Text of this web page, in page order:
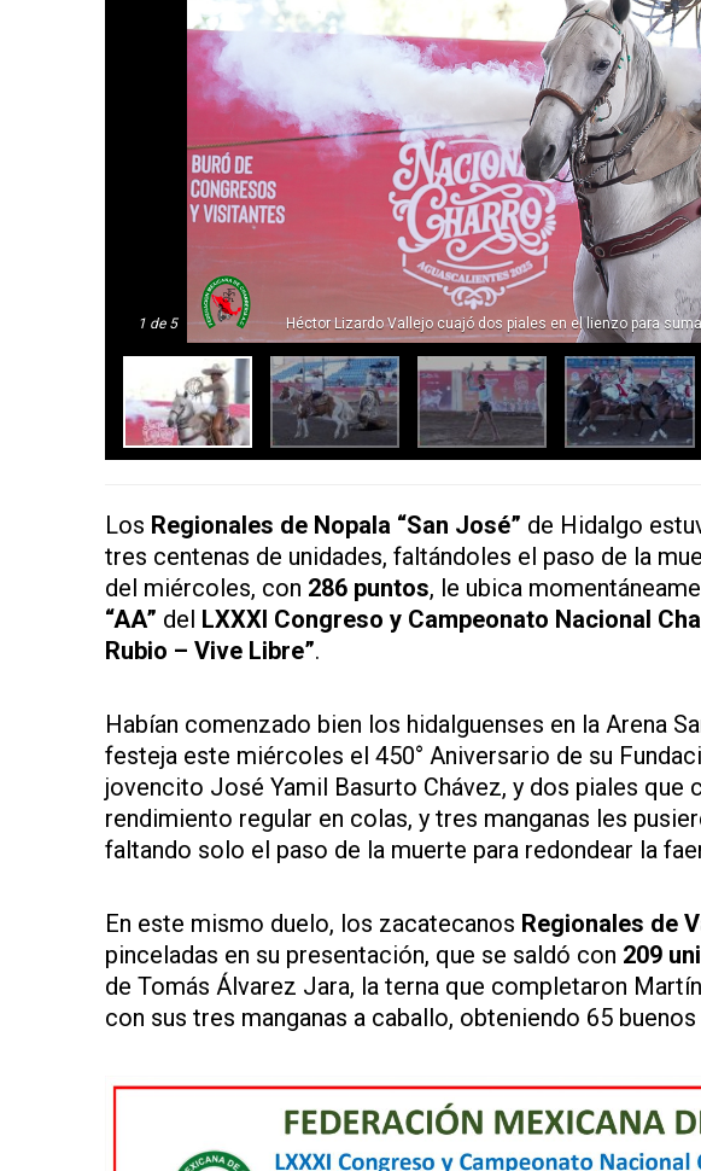
1 de 5 Héctor Lizardo Vallejo cuajó dos piales en el lienzo para
Los Regionales de Nopala “San José” de Hidalgo
tres centenas de unidades, faltándoles el paso de la
del miércoles, con 286 puntos, le ubica
“AA” del LXXXI Congreso y Campeonato Nacional
Rubio – Vive Libre”.
Habían comenzado bien los hidalguenses en la Arena
festeja este miércoles el 450° Aniversario de su
jovencito José Yamil Basurto Chávez, y dos piales que
rendimiento regular en colas, y tres manganas les
faltando solo el paso de la muerte para redondear la
En este mismo duelo, los zacatecanos Regionales de
pinceladas en su presentación, que se saldó con 209
de Tomás Álvarez Jara, la terna que completaron
con sus tres manganas a caballo, obteniendo 65